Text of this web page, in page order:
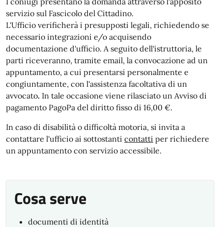
servizio sul Fascicolo del Cittadino.
L'Ufficio verificherà i presupposti legali, richiedendo se
necessario integrazioni e/o acquisendo
documentazione d'ufficio. A seguito dell'istruttoria, le
parti riceveranno, tramite email, la convocazione ad un
appuntamento, a cui presentarsi personalmente e
congiuntamente, con l'assistenza facoltativa di un
avvocato. In tale occasione viene rilasciato un Avviso di
pagamento PagoPa del diritto fisso di 16,00 €.
In caso di disabilità o difficoltà motoria, si invita a
contattare l'ufficio ai sottostanti contatti per richiedere
un appuntamento con servizio accessibile.
Cosa serve
documenti di identità